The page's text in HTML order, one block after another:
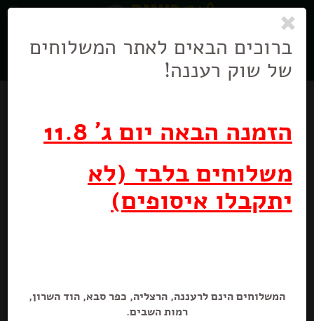
ניווט
בניווט
מבצע
מבצע! נקה 7 מוצק רביעייה
ברוכים הבאים לאתר המשלוחים
של שוק רעננה!
הזמנה הבאה יום ג' 11.8
משלוחים בלבד (לא
יתקבלו איסופים)
המשלוחים הינם לרעננה, הרצליה, כפר סבא, הוד השרון,
רמות השבים.